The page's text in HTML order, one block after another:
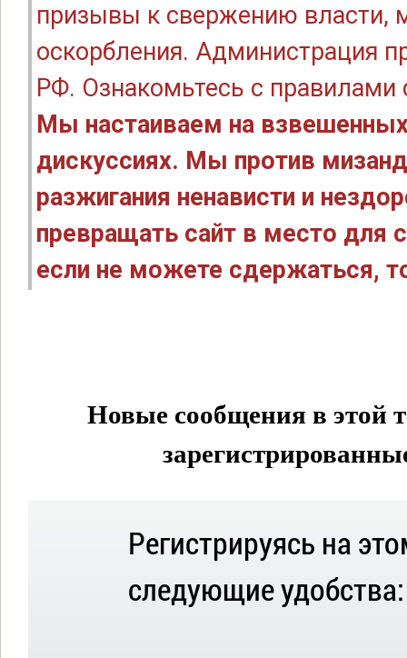
призывы к свержению власти,
оскорбления. Администрация
РФ. Ознакомьтесь с правилами
Мы настаиваем на
дискуссиях. Мы против
разжигания ненависти и
превращать сайт в место для
если не можете сдержаться,
Новые сообщения в этой
Регистрируясь на
следующие удобства: